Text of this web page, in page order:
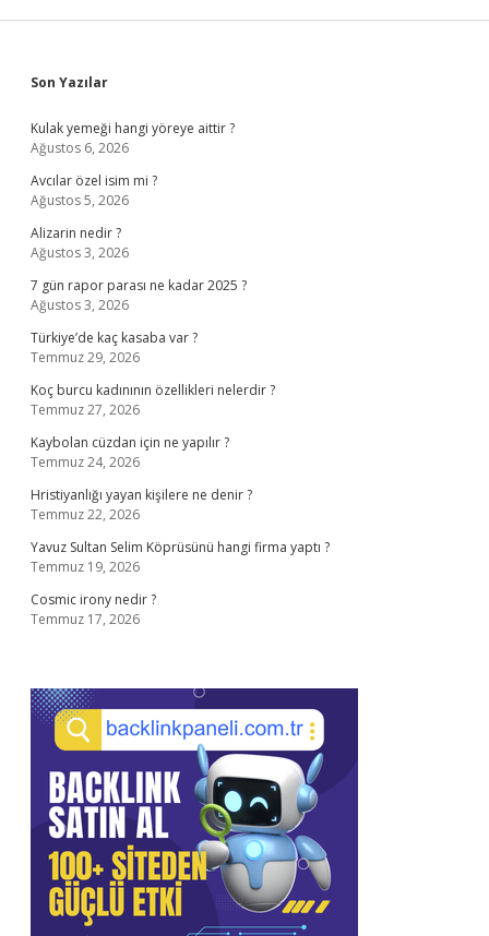
Sidebar
Son Yazılar
Kulak yemeği hangi yöreye aittir ?
Ağustos 6, 2026
Avcılar özel isim mi ?
Ağustos 5, 2026
Alizarin nedir ?
Ağustos 3, 2026
7 gün rapor parası ne kadar 2025 ?
Ağustos 3, 2026
Türkiye’de kaç kasaba var ?
Temmuz 29, 2026
Koç burcu kadınının özellikleri nelerdir ?
Temmuz 27, 2026
Kaybolan cüzdan için ne yapılır ?
Temmuz 24, 2026
Hristiyanlığı yayan kişilere ne denir ?
Temmuz 22, 2026
Yavuz Sultan Selim Köprüsünü hangi firma yaptı ?
Temmuz 19, 2026
Cosmic irony nedir ?
Temmuz 17, 2026